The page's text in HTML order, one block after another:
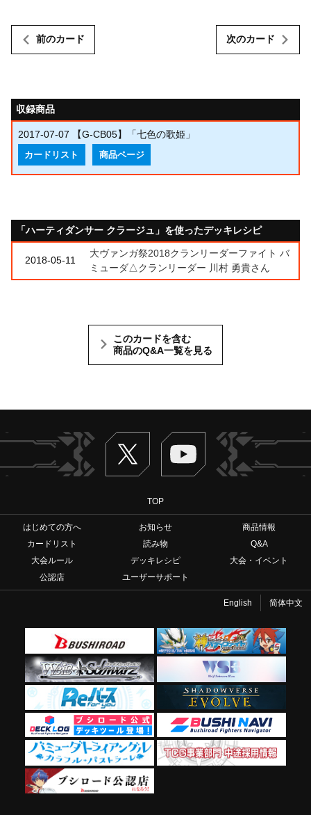
前のカード 次のカード
収録商品
2017-07-07 【G-CB05】「七色の歌姫」
カードリスト 商品ページ
「ハーティダンサー クラージュ」を使ったデッキレシピ
2018-05-11
大ヴァンガ祭2018クランリーダーファイト バ
ミューダ△クランリーダー 川村 勇貴さん
このカードを含む
商品のQ&A一覧を見る
Twitter ヴァンガードch
TOP
はじめての方へ お知らせ
商品情報
カードリスト
読み物
Q&A
大会ルール
デッキレシピ
大会・イベント
公認店
ユーザーサポート
English 简体中文